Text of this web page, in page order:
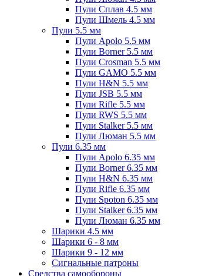
Пули Сплав 4.5 мм
Пули Шмель 4.5 мм
Пули 5.5 мм
Пули Apolo 5.5 мм
Пули Borner 5.5 мм
Пули Crosman 5.5 мм
Пули GAMO 5.5 мм
Пули H&N 5.5 мм
Пули JSB 5.5 мм
Пули Rifle 5.5 мм
Пули RWS 5.5 мм
Пули Stalker 5.5 мм
Пули Люман 5.5 мм
Пули 6.35 мм
Пули Apolo 6.35 мм
Пули Borner 6.35 мм
Пули H&N 6.35 мм
Пули Rifle 6.35 мм
Пули Spoton 6.35 мм
Пули Stalker 6.35 мм
Пули Люман 6.35 мм
Шарики 4.5 мм
Шарики 6 - 8 мм
Шарики 9 - 12 мм
Сигнальные патроны
Средства самообороны